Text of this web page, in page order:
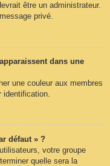
être un administrateur.
privé.
dans une
une couleur aux membres
identification.
défaut » ?
votre groupe
quelle sera la